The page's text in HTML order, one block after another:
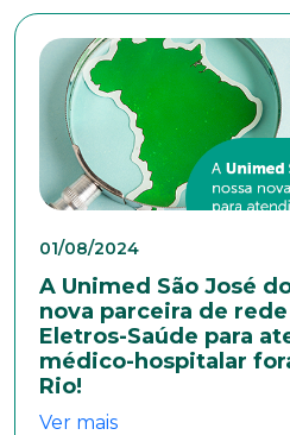
01/08/2024
A Unimed São José
nova parceira de
Eletros-Saúde para
médico-hospitalar
Rio!
Ver mais
Telefone
Bairro
Cidade